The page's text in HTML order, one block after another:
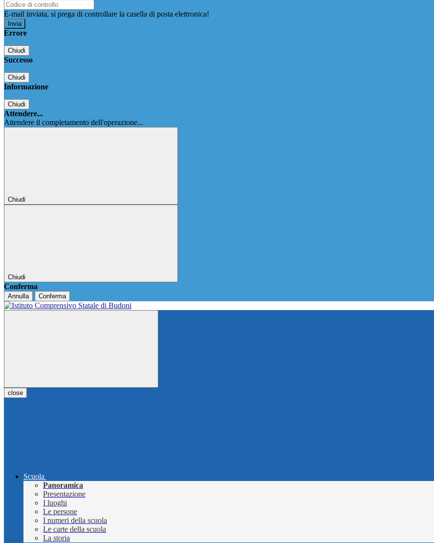
E-mail inviata, si prega di controllare la casella di posta elettronica!
Errore
Chiudi
Successo
Chiudi
Informazione
Chiudi
Attendere...
Attendere il completamento dell'operazione...
Chiudi
Chiudi
Conferma
Annulla Conferma
close
Scuola
Panoramica
Presentazione
I luoghi
Le persone
I numeri della scuola
Le carte della scuola
La storia